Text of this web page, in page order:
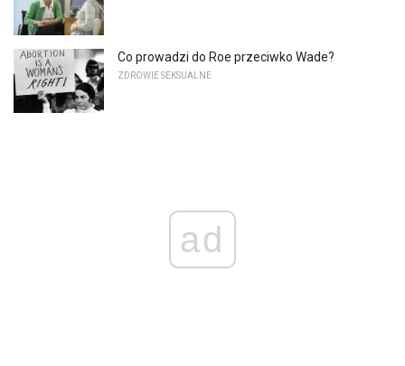
Co prowadzi do Roe przeciwko Wade?
ZDROWIE SEKSUALNE
ad